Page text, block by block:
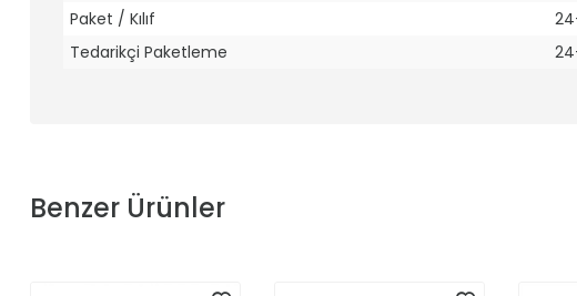
Paket / Kılıf
Tedarikçi Paketleme
Benzer Ürünler